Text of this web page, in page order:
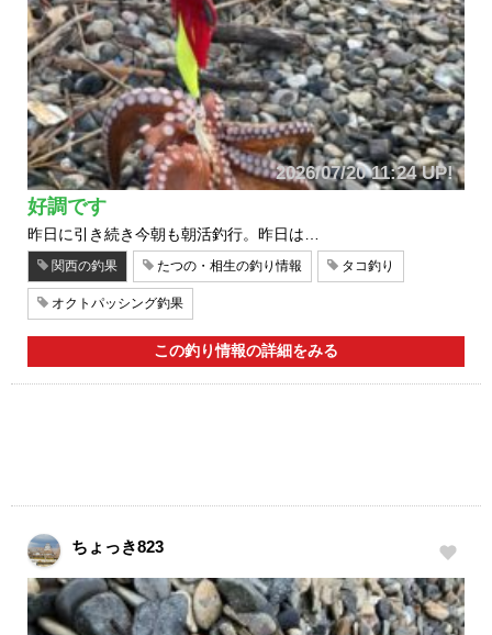
2026/07/20 11:24 UP!
好調です
昨日に引き続き今朝も朝活釣行。昨日は…
関西の釣果 たつの・相生の釣り情報 タコ釣り
オクトパッシング釣果
この釣り情報の詳細をみる
ちょっき823